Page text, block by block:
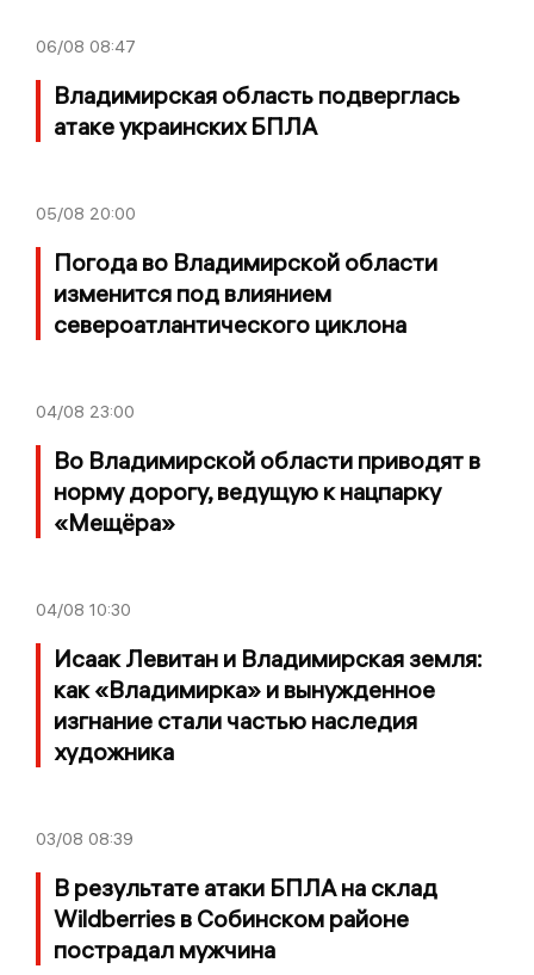
06/08 08:47
Владимирская область подверглась
атаке украинских БПЛА
05/08 20:00
Погода во Владимирской области
изменится под влиянием
североатлантического циклона
04/08 23:00
Во Владимирской области приводят в
норму дорогу, ведущую к нацпарку
«Мещёра»
04/08 10:30
Исаак Левитан и Владимирская земля:
как «Владимирка» и вынужденное
изгнание стали частью наследия
художника
03/08 08:39
В результате атаки БПЛА на склад
Wildberries в Собинском районе
пострадал мужчина